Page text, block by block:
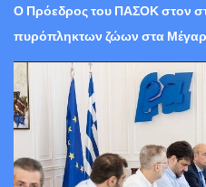
Ο Πρόεδρος του ΠΑΣΟΚ στον
πυρόπληκτων ζώων στα